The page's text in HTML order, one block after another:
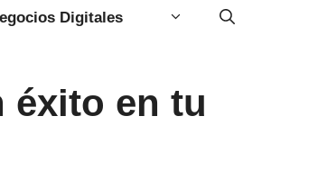
Digitales
éxito en tu